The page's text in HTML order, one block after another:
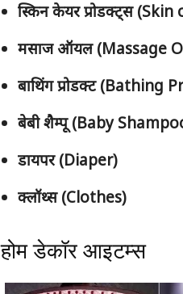
स्किन केयर प्रोडक्ट्स
मसाज ऑयल (Massage
बाथिंग प्रोडक्ट (Bathing
बेबी शैम्पू (Baby
डायपर (Diaper)
क्लॉथ्स (Clothes)
होम डेकॉर आइटम्स